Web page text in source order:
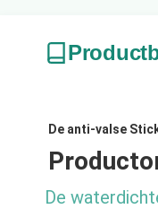
De anti-valse
De